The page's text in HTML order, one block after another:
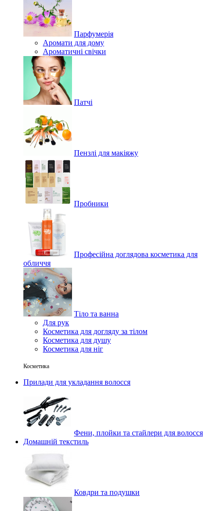
Парфумерія
Аромати для дому
Ароматичні свічки
Патчі
Пензлі для макіяжу
Пробники
Професійна доглядова косметика для
обличчя
Тіло та ванна
Для рук
Косметика для догляду за тілом
Косметика для душу
Косметика для ніг
Косметика
Прилади для укладання волосся
Фени, плойки та стайлери для волосся
Домашній текстиль
Ковдри та подушки